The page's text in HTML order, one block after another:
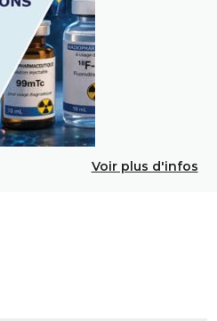
Voir plus d'infos